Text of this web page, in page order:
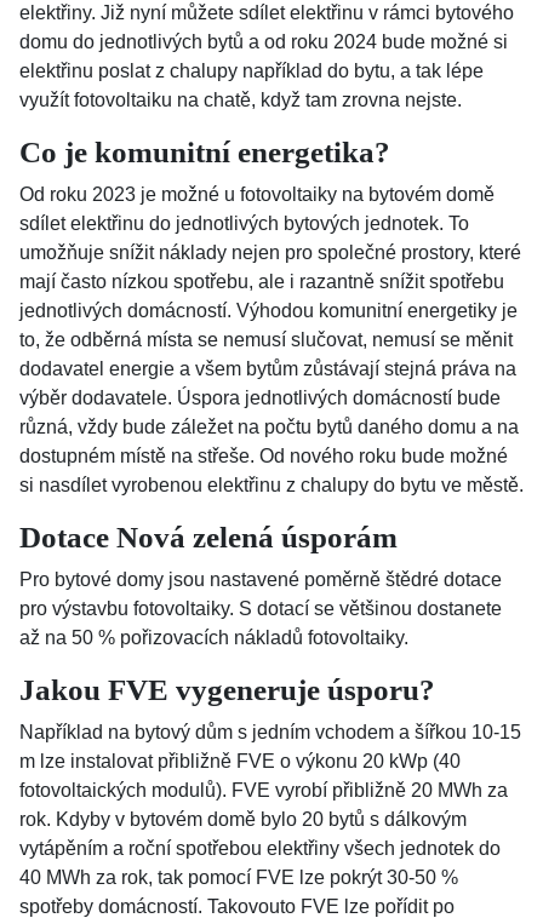
elektřiny. Již nyní můžete sdílet elektřinu v rámci bytového
domu do jednotlivých bytů a od roku 2024 bude možné si
elektřinu poslat z chalupy například do bytu, a tak lépe
využít fotovoltaiku na chatě, když tam zrovna nejste.
Co je komunitní energetika?
Od roku 2023 je možné u fotovoltaiky na bytovém domě
sdílet elektřinu do jednotlivých bytových jednotek. To
umožňuje snížit náklady nejen pro společné prostory, které
mají často nízkou spotřebu, ale i razantně snížit spotřebu
jednotlivých domácností. Výhodou komunitní energetiky je
to, že odběrná místa se nemusí slučovat, nemusí se měnit
dodavatel energie a všem bytům zůstávají stejná práva na
výběr dodavatele. Úspora jednotlivých domácností bude
různá, vždy bude záležet na počtu bytů daného domu a na
dostupném místě na střeše. Od nového roku bude možné
si nasdílet vyrobenou elektřinu z chalupy do bytu ve městě.
Dotace Nová zelená úsporám
Pro bytové domy jsou nastavené poměrně štědré dotace
pro výstavbu fotovoltaiky. S dotací se většinou dostanete
až na 50 % pořizovacích nákladů fotovoltaiky.
Jakou FVE vygeneruje úsporu?
Například na bytový dům s jedním vchodem a šířkou 10-15
m lze instalovat přibližně FVE o výkonu 20 kWp (40
fotovoltaických modulů). FVE vyrobí přibližně 20 MWh za
rok. Kdyby v bytovém domě bylo 20 bytů s dálkovým
vytápěním a roční spotřebou elektřiny všech jednotek do
40 MWh za rok, tak pomocí FVE lze pokrýt 30-50 %
spotřeby domácností. Takovouto FVE lze pořídit po